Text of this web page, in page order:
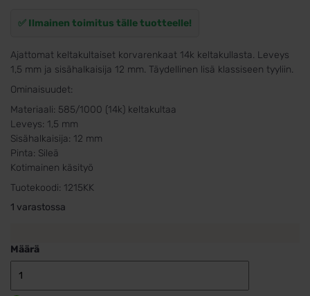
✅ Ilmainen toimitus tälle tuotteelle!
Ajattomat keltakultaiset korvarenkaat 14k keltakullasta. Leveys
1,5 mm ja sisähalkaisija 12 mm. Täydellinen lisä klassiseen tyyliin.
Ominaisuudet:
Materiaali: 585/1000 (14k) keltakultaa
Leveys: 1,5 mm
Sisähalkaisija: 12 mm
Pinta: Sileä
Kotimainen käsityö
Tuotekoodi: 1215KK
1 varastossa
Määrä